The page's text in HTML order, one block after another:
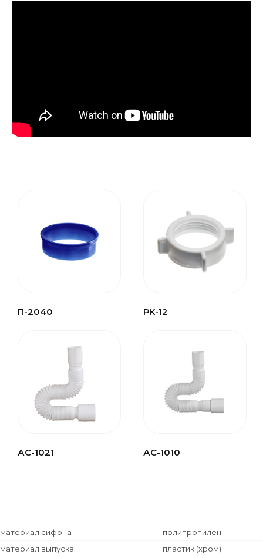
П-2040 РК-12
АС-1021 АС-1010
материал сифона
полипропилен
материал выпуска
пластик (хром)